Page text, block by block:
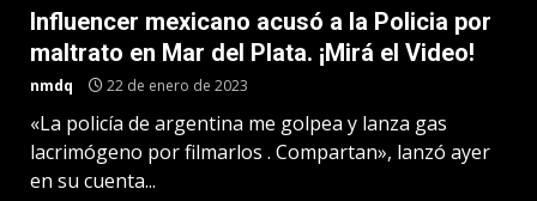
Influencer mexicano acusó a la Policia por
maltrato en Mar del Plata. ¡Mirá el Video!
nmdq 22 de enero de 2023
«La policía de argentina me golpea y lanza gas
lacrimógeno por filmarlos . Compartan», lanzó ayer
en su cuenta...